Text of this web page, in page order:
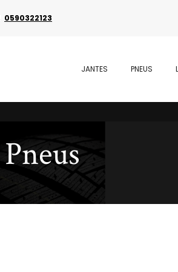
0590322123
JANTES PNEUS
Pneus